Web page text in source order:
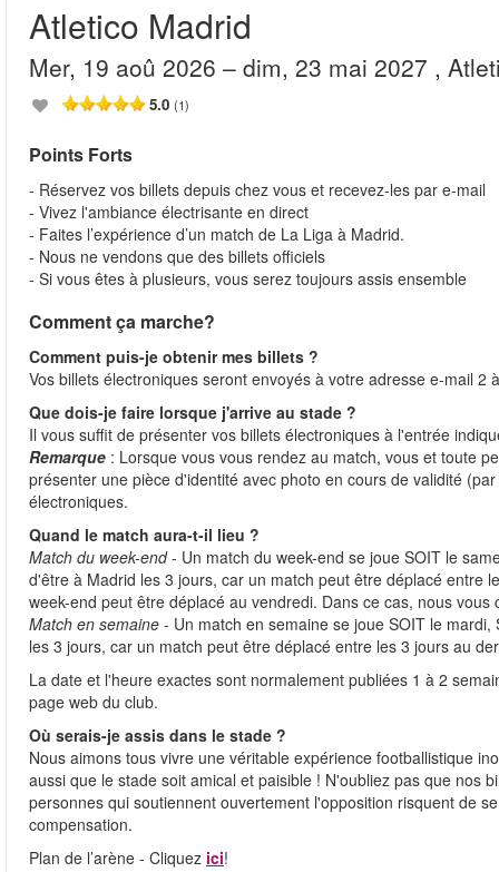
Atletico Madrid
mer, 19 aoû 2026 – dim, 23 mai 2027 ,
5.0 (1)
Points Forts
- Réservez vos billets depuis chez vous et recevez-les par e-mail
- Vivez l'ambiance électrisante en direct
- Faites l’expérience d’un match de La Liga à Madrid.
- Nous ne vendons que des billets officiels
- Si vous êtes à plusieurs, vous serez toujours assis ensemble
Comment ça marche?
Comment puis-je obtenir mes billets ?
Vos billets électroniques seront envoyés à votre adresse e-mail 2
Que dois-je faire lorsque j'arrive au stade ?
Il vous suffit de présenter vos billets électroniques à l'entrée
Remarque : Lorsque vous vous rendez au match, vous et toute
présenter une pièce d'identité avec photo en cours de validité
électroniques.
Quand le match aura-t-il lieu ?
Match du week-end- Un match du week-end se joue SOIT le
d'être à Madrid les 3 jours, car un match peut être déplacé entre
week-end peut être déplacé au vendredi. Dans ce cas, nous vous
Match en semaine - Un match en semaine se joue SOIT le
les 3 jours, car un match peut être déplacé entre les 3 jours au
La date et l'heure exactes sont normalement publiées 1 à 2
page web du club.
Où serais-je assis dans le stade ?
Nous aimons tous vivre une véritable expérience footballistique
aussi que le stade soit amical et paisible ! N'oubliez pas que nos
personnes qui soutiennent ouvertement l'opposition risquent de
compensation.
Plan de l’arène - Cliquez ici!